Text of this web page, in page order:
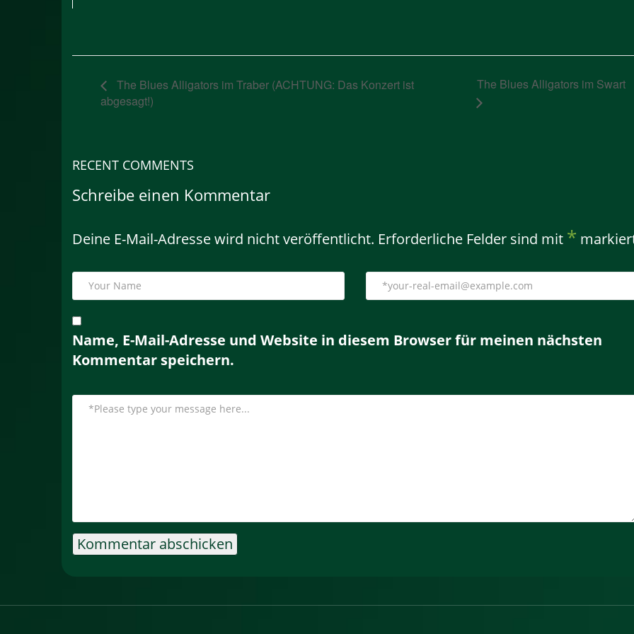
The Blues Alligators im Traber (ACHTUNG: Das Konzert ist
abgesagt!)
The Blues Alligators im Swart
RECENT COMMENTS
Schreibe einen Kommentar
Deine E-Mail-Adresse wird nicht veröffentlicht. Erforderliche Felder sind mit *
Name, E-Mail-Adresse und Website in diesem Browser für meinen nächsten
Kommentar speichern.